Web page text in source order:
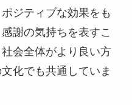
ジティブな効果をも
謝の気持ちを表すこ
会全体がより良い方
化でも共通していま